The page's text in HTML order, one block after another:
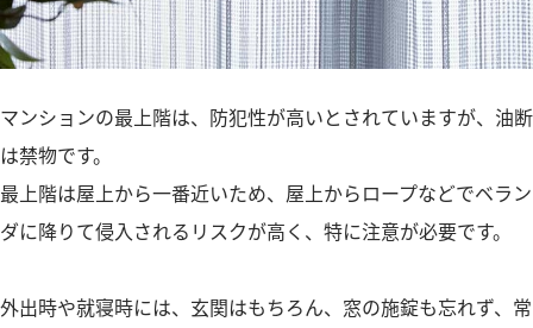
マンションの最上階は、防犯性が高いとされていますが、油断
は禁物です。
最上階は屋上から一番近いため、屋上からロープなどでベラン
ダに降りて侵入されるリスクが高く、特に注意が必要です。
外出時や就寝時には、玄関はもちろん、窓の施錠も忘れず、常